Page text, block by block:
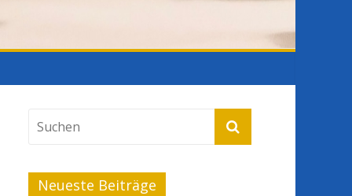
Neueste Beiträge